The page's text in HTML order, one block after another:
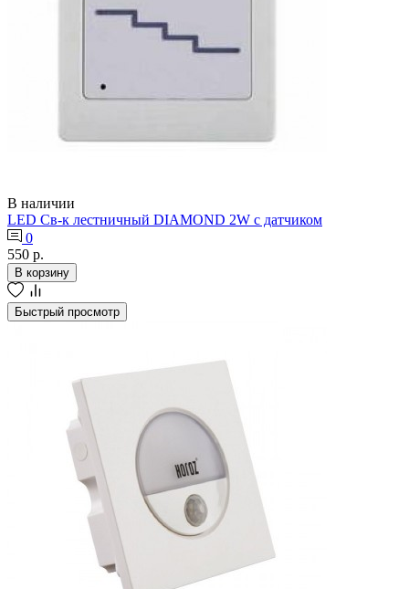
В наличии
LED Св-к лестничный DIAMOND 2W с датчиком
0
550 р.
В корзину
Быстрый просмотр